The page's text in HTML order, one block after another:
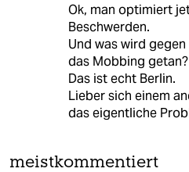
Ok, man optimiert
Beschwerden.
Und was wird
das Mobbing getan?
Das ist echt Berlin.
Lieber sich einem
das eigentliche
meistkommentiert